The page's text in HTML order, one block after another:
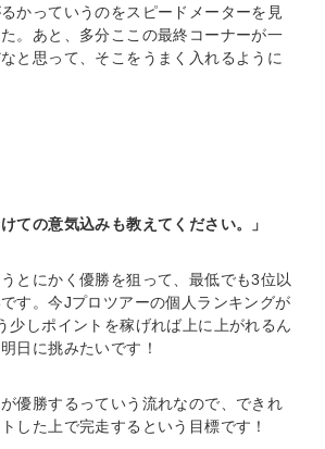
かっていうのをスピードメーターを見
。あと、多分ここの最終コーナーが一
と思って、そこをうまく入れるように
ての意気込みも教えてください。」
とにかく優勝を狙って、最低でも3位以
す。今Jプロツアーの個人ランキングが
少しポイントを稼げれば上に上がれるん
日に挑みたいです！
優勝するっていう流れなので、できれ
した上で完走するという目標です！